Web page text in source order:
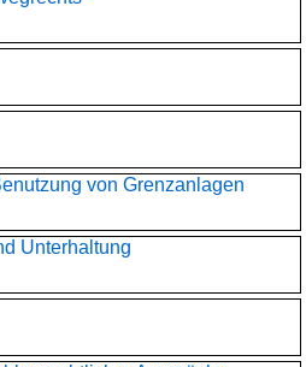
von Grenzanlagen
Unterhaltung